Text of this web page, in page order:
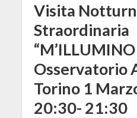
Visita
Straordinaria
Osservatorio
Torino 1
20:30- 21:30